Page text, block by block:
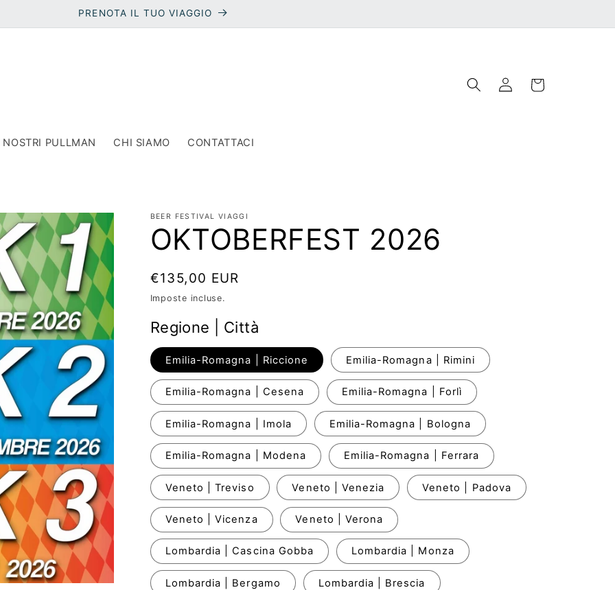
PRENOTA IL TUO VIAGGIO
NOSTRI PULLMAN CHI SIAMO CONTATTACI
Accedi Carrello
BEER FESTIVAL VIAGGI
OKTOBERFEST 2026
Prezzo
di
€135,00 EUR
Imposte incluse.
Regione | Città
Emilia-Romagna | Riccione Emilia-Romagna | Rimini
Emilia-Romagna | Cesena Emilia-Romagna | Forlì
Emilia-Romagna | Imola Emilia-Romagna | Bologna
Emilia-Romagna | Modena Emilia-Romagna | Ferrara
Veneto | Treviso Veneto | Venezia Veneto | Padova
Veneto | Vicenza Veneto | Verona
Lombardia | Cascina Gobba Lombardia | Monza
Lombardia | Bergamo Lombardia | Brescia